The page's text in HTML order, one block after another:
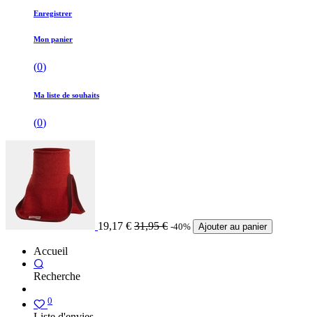
Enregistrer
Mon panier
(0)
Ma liste de souhaits
(0)
19,17 € 31,95€ -40% Ajouter au panier
Accueil
Recherche
0